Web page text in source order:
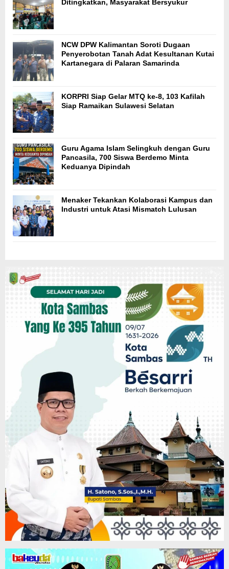
Ditingkatkan, Masyarakat Bersyukur
NCW DPW Kalimantan Soroti Dugaan
Penyerobotan Tanah Adat Kesultanan Kutai
Kartanegara di Palaran Samarinda
KORPRI Siap Gelar MTQ ke-8, 103 Kafilah
Siap Ramaikan Sulawesi Selatan
Guru Agama Islam Selingkuh dengan Guru
Pancasila, 700 Siswa Berdemo Minta
Keduanya Dipindah
Menaker Tekankan Kolaborasi Kampus dan
Industri untuk Atasi Mismatch Lulusan